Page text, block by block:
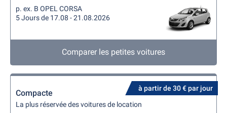
p. ex. B OPEL CORSA
5 Jours de 17.08 - 21.08.2026
Comparer les petites voitures
à partir de 30 € par jour
Compacte
La plus réservée des voitures de location